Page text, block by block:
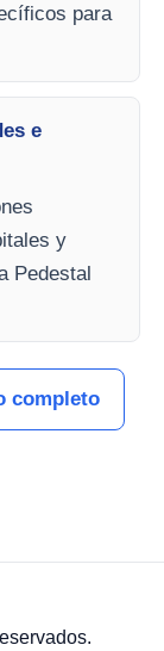
para
e
y
Pedestal
completo